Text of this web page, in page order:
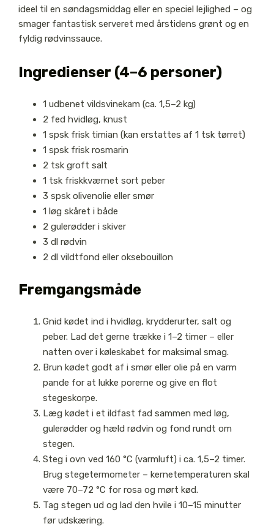
ideel til en søndagsmiddag eller en speciel lejlighed – og
smager fantastisk serveret med årstidens grønt og en
fyldig rødvinssauce.
Ingredienser (4–6 personer)
1 udbenet vildsvinekam (ca. 1,5–2 kg)
2 fed hvidløg, knust
1 spsk frisk timian (kan erstattes af 1 tsk tørret)
1 spsk frisk rosmarin
2 tsk groft salt
1 tsk friskkværnet sort peber
3 spsk olivenolie eller smør
1 løg skåret i både
2 gulerødder i skiver
3 dl rødvin
2 dl vildtfond eller oksebouillon
Fremgangsmåde
Gnid kødet ind i hvidløg, krydderurter, salt og
peber. Lad det gerne trække i 1–2 timer – eller
natten over i køleskabet for maksimal smag.
Brun kødet godt af i smør eller olie på en varm
pande for at lukke porerne og give en flot
stegeskorpe.
Læg kødet i et ildfast fad sammen med løg,
gulerødder og hæld rødvin og fond rundt om
stegen.
Steg i ovn ved 160 °C (varmluft) i ca. 1,5–2 timer.
Brug stegetermometer – kernetemperaturen skal
være 70–72 °C for rosa og mørt kød.
Tag stegen ud og lad den hvile i 10–15 minutter
før udskæring.